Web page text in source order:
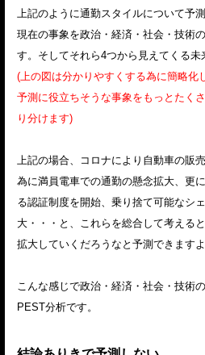
上記のように通勤スタイルについて予
現在の事象を政治・経済・社会・技術
す。そしてそれら4つから見えてくる未
(上の図は分かりやすくする為に簡略化
予測に役立ちそうな事象をもっとたく
り分けます)
上記の場合、コロナにより自動車の販
為に満員電車での通勤の懸念拡大、更
る認証制度を開始、乗り捨て可能なシ
大・・・と、これらを総合して考える
拡大していくだろうなと予測できますよ
こんな感じで政治・経済・社会・技術
PEST分析です。